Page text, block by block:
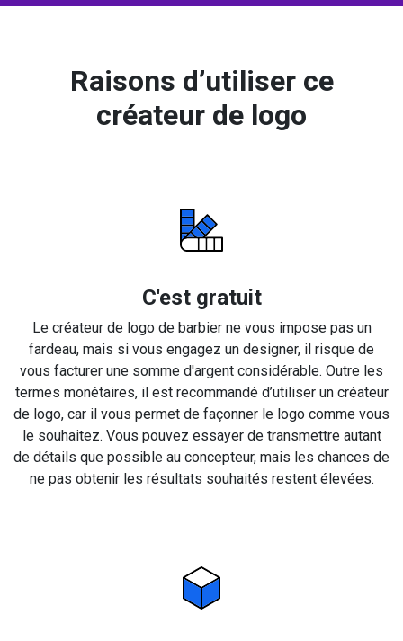
Raisons d’utiliser ce
créateur de logo
C'est gratuit
Le créateur de logo de barbierne vous impose pas un
fardeau, mais si vous engagez un designer, il risque de
vous facturer une somme d'argent considérable. Outre les
termes monétaires, il est recommandé d’utiliser un créateur
de logo, car il vous permet de façonner le logo comme vous
le souhaitez. Vous pouvez essayer de transmettre autant
de détails que possible au concepteur, mais les chances de
ne pas obtenir les résultats souhaités restent élevées.